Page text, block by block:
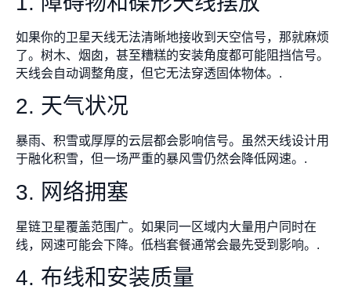
如果你的卫星天线无法清晰地接收到天空信号，那就麻烦
了。树木、烟囱，甚至糟糕的安装角度都可能阻挡信号。
天线会自动调整角度，但它无法穿透固体物体。.
2. 天气状况
暴雨、积雪或厚厚的云层都会影响信号。虽然天线设计用
于融化积雪，但一场严重的暴风雪仍然会降低网速。.
3. 网络拥塞
星链卫星覆盖范围广。如果同一区域内大量用户同时在
线，网速可能会下降。低档套餐通常会最先受到影响。.
4. 布线和安装质量